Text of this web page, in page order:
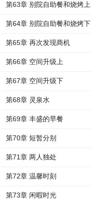
第63章 别院自助餐和烧烤上
第64章 别院自助餐和烧烤下
第65章 再次发现商机
第66章 空间升级上
第67章 空间升级下
第68章 灵泉水
第69章 丰盛的早餐
第70章 短暂分别
第71章 两人独处
第72章 温馨时刻
第73章 闲暇时光